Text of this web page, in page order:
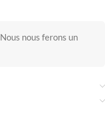
Nous nous ferons un